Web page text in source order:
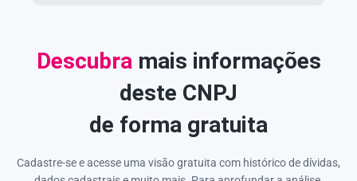
Descubra mais informações
deste CNPJ
de forma gratuita
Cadastre-se e acesse uma visão gratuita com histórico de dívidas,